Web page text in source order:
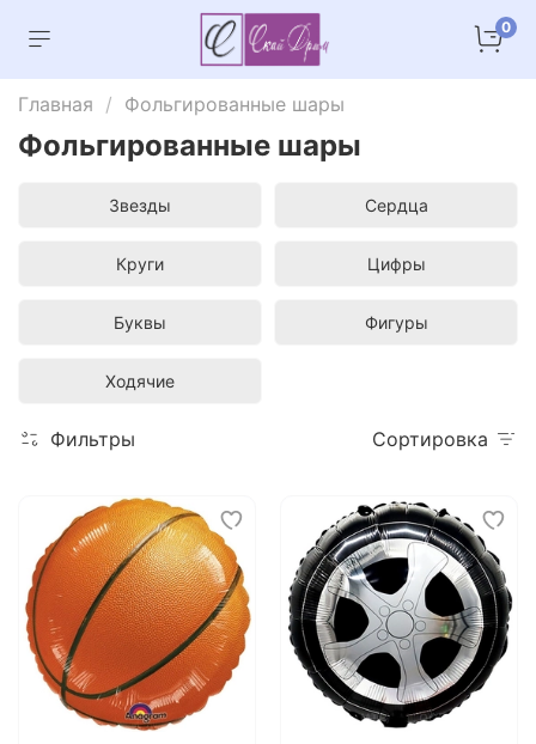
0
Главная Фольгированные шары
Фольгированные шары
Звезды Сердца
Круги Цифры
Буквы Фигуры
Ходячие
Фильтры Сортировка